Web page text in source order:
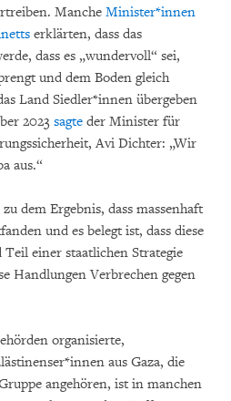
Manche Minister*innen
erklärten, dass das
dass es „wundervoll“ sei,
und dem Boden gleich
Land Siedler*innen übergeben
2023 sagte der Minister für
Avi Dichter: „Wir
aus.“
dem Ergebnis, dass massenhaft
und es belegt ist, dass diese
einer staatlichen Strategie
Handlungen Verbrechen gegen
organisierte,
aus Gaza, die
angehören, ist in manchen